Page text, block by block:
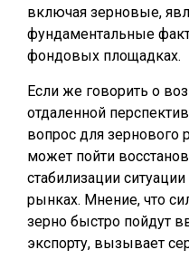
включая зерновые,
фундаментальные
фондовых площадках.
Если же говорить о
отдаленной
вопрос для
может пойти
стабилизации
рынках. Мнение, что
зерно быстро пойдут
экспорту, вызывает